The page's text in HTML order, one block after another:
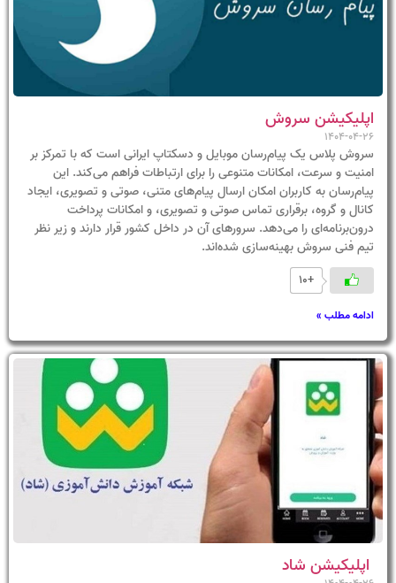
اپلیکیشن سروش
1404-04-26
سروش پلاس یک پیام‌رسان موبایل و دسکتاپ ایرانی است که با تمرکز بر
امنیت و سرعت، امکانات متنوعی را برای ارتباطات فراهم می‌کند. این
پیام‌رسان به کاربران امکان ارسال پیام‌های متنی، صوتی و تصویری، ایجاد
کانال و گروه، برقراری تماس صوتی و تصویری، و امکانات پرداخت
درون‌برنامه‌ای را می‌دهد. سرورهای آن در داخل کشور قرار دارند و زیر نظر
تیم فنی سروش بهینه‌سازی شده‌اند.
+10
ادامه مطلب »
اپلیکیشن شاد